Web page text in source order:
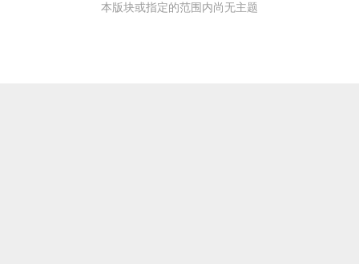
本版块或指定的范围内尚无主题